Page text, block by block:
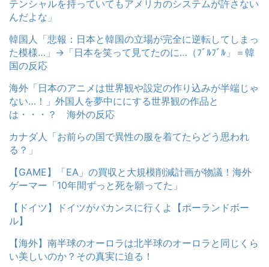
テンシャルを持っていてもアメリカのシステムが許さない
んだよな」
韓国人「悲報：日本と韓国の立場が完全に逆転してしまっ
た模様…」→「日本を笑って見てたのに…（ﾌﾞﾙﾌﾞﾙ」＝韓
国の反応
海外「日本のアニメは世界観や設定の作り込みが半端じゃ
ない…！」外国人を夢中ににする世界観の作品と
は・・・？ 海外の反応
カナダ人「お前らの国で異性の服を着てたらどう思われ
る？」
【GAME】「EA」の買収と大規模削減計画が物議！海外
ゲーマー「10年間ずっと死を願ってた」
【ドイツ】ドイツがバカンスに行くよ【ポーランドボー
ル】
【海外】南半球のオーロラは北半球のオーロラと同じくら
い美しいのか？その真実に迫る！